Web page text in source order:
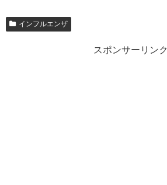
インフルエンザ
スポンサーリンク